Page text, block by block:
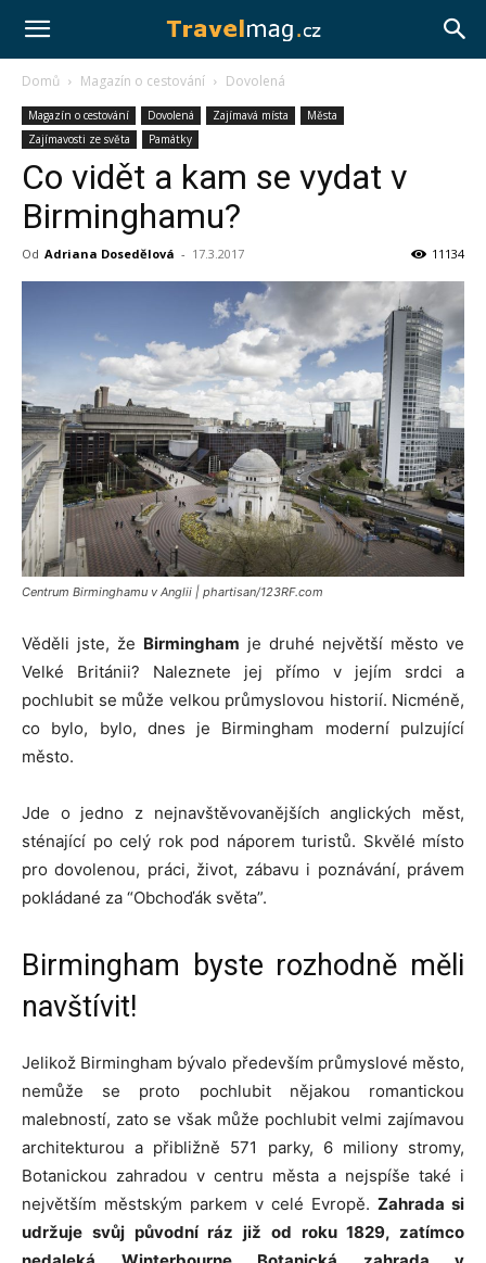
Travelmag.cz
Domů Magazín o cestování Dovolená
Magazín o cestování Dovolená Zajímavá místa
Města
Zajímavosti ze světa
Památky
Co vidět a kam se vydat v
Birminghamu?
Od Adriana Dosedělová - 17.3.2017 11134
Centrum Birminghamu v Anglii | phartisan/123RF.com
Věděli jste, že Birmingham je druhé největší město ve
Velké Británii? Naleznete jej přímo v jejím srdci a
pochlubit se může velkou průmyslovou historií. Nicméně,
co bylo, bylo, dnes je Birmingham moderní pulzující
město.
Jde o jedno z nejnavštěvovanějších anglických měst,
sténající po celý rok pod náporem turistů. Skvělé místo
pro dovolenou, práci, život, zábavu i poznávání, právem
pokládané za “Obchoďák světa”.
Birmingham byste rozhodně měli
navštívit!
Jelikož Birmingham bývalo především průmyslové město,
nemůže se proto pochlubit nějakou romantickou
malebností, zato se však může pochlubit velmi zajímavou
architekturou a přibližně 571 parky, 6 miliony stromy,
Botanickou zahradou v centru města a nejspíše také i
největším městským parkem v celé Evropě. Zahrada si
udržuje svůj původní ráz již od roku 1829, zatímco